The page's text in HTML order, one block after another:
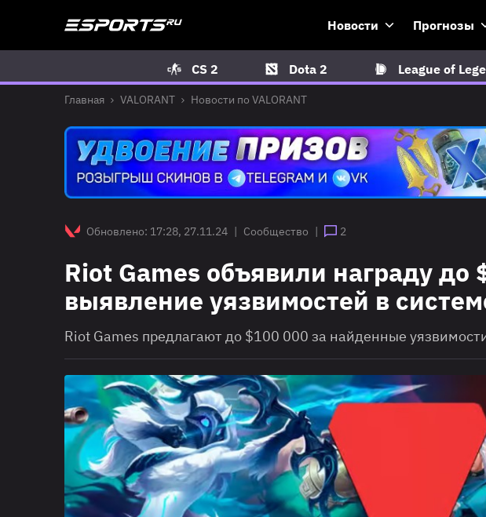
Новости Прогнозы
CS 2 Dota 2 League of
Главная VALORANT Новости по VALORANT
Обновлено: 17:28, 27.11.24 | Сообщество | 2
Riot Games объявили награду до
выявление уязвимостей в
Riot Games предлагают до $100 000 за найденные